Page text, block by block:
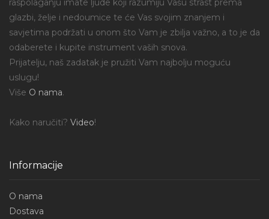
raspolaganju imate ljude koji razumiju Vašu strast prema
glazbi, želje i nedoumice te će Vas svojim znanjem i
savjetima podržati u onom što Vam je zbilja važno, a to je da
odaberete i kupite instrument vaših snova.
Prijatelju, naš zadatak je pružiti Vam najbolju moguću
uslugu!
Više O nama.
Kako naručiti? Video!
Informacije
O nama
Dostava